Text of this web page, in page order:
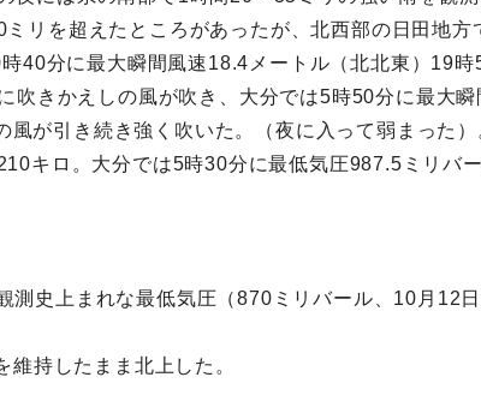
リを超えたところがあったが、北西部の日田地方
40分に最大瞬間風速18.4メートル（北北東）19時
吹きかえしの風が吹き、大分では5時50分に最大
が引き続き強く吹いた。（夜に入って弱まった）
キロ。大分では5時30分に最低気圧987.5ミリバ
史上まれな最低気圧（870ミリバール、10月12
持したまま北上した。